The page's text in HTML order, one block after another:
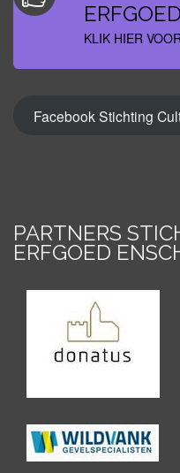
ERFGOED
KLIK HIER
Facebook Stichting
PARTNERS
ERFGOED